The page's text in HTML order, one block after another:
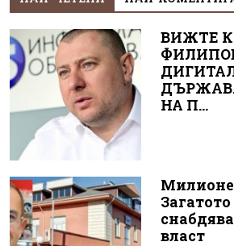
ВИЖТЕ
НА П...
власт